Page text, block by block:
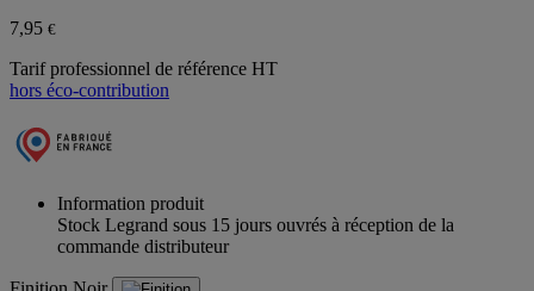
7,95 €
Tarif professionnel de référence HT
hors éco-contribution
Information produit
Stock Legrand sous 15 jours ouvrés à réception de la
commande distributeur